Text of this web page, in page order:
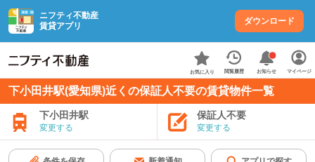
ニフティ不動産
賃貸アプリ
ダウンロード
お気に入り 閲覧履歴 お知らせ マイページ
下小田井駅(愛知県)近くの保証人不要の賃貸物件一覧
下小田井駅
変更する
保証人不要
変更する